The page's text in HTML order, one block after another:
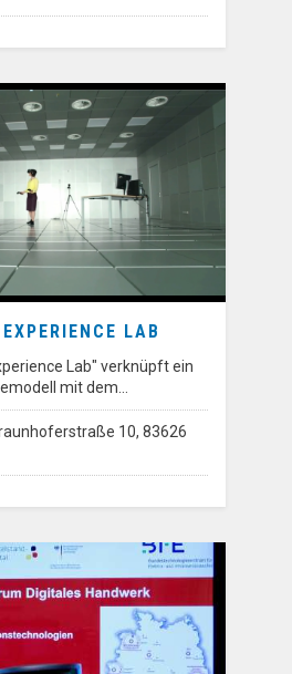
LAB
Lab" verknüpft ein
mit dem…
10, 83626